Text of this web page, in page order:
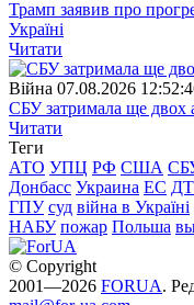
Трамп заявив про
Україні
Читати
Війна 07.08.2026
СБУ затримала ще двох
Читати
Теги
АТО УПЦ РФ США
Донбасс Украина ЕС
ГПУ суд війна в Україні
НАБУ пожар Польша
© Copyright
2001—2026 FORUA.